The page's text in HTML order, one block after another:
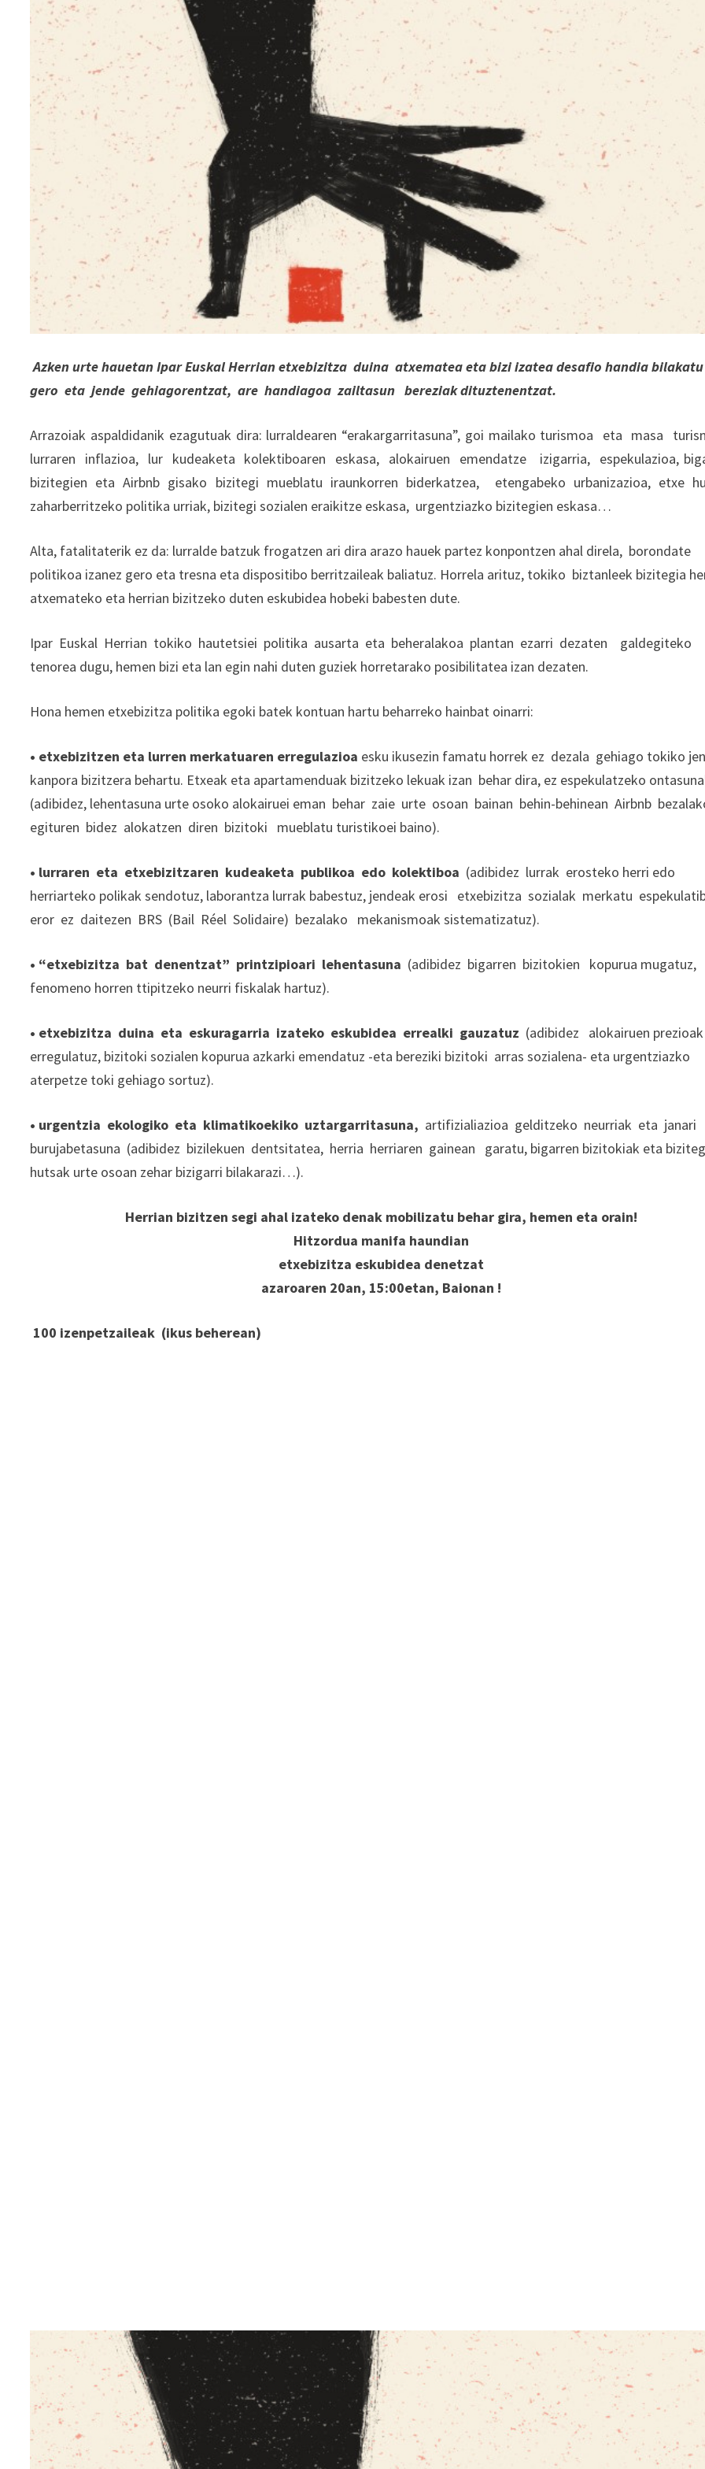
Azken urte hauetan Ipar Euskal Herrian etxebizitza duina atxematea eta bizi izatea desafio handia
gero eta jende gehiagorentzat, are handiagoa zailtasun bereziak dituztenentzat.
Arrazoiak aspaldidanik ezagutuak dira: lurraldearen “erakargarritasuna”, goi mailako turismoa eta masa
lurraren inflazioa, lur kudeaketa kolektiboaren eskasa, alokairuen emendatze izigarria, espekulazioa,
bizitegien eta Airbnb gisako bizitegi mueblatu iraunkorren biderkatzea, etengabeko urbanizazioa, etxe
zaharberritzeko politika urriak, bizitegi sozialen eraikitze eskasa, urgentziazko bizitegien eskasa…
Alta, fatalitaterik ez da: lurralde batzuk frogatzen ari dira arazo hauek partez konpontzen ahal direla, borondate
politikoa izanez gero eta tresna eta dispositibo berritzaileak baliatuz. Horrela arituz, tokiko biztanleek bizitegia
atxemateko eta herrian bizitzeko duten eskubidea hobeki babesten dute.
Ipar Euskal Herrian tokiko hautetsiei politika ausarta eta beheralakoa plantan ezarri dezaten galdegiteko
tenorea dugu, hemen bizi eta lan egin nahi duten guziek horretarako posibilitatea izan dezaten.
Hona hemen etxebizitza politika egoki batek kontuan hartu beharreko hainbat oinarri:
• etxebizitzen eta lurren merkatuaren erregulazioa esku ikusezin famatu horrek ez dezala gehiago tokiko
kanpora bizitzera behartu. Etxeak eta apartamenduak bizitzeko lekuak izan behar dira, ez espekulatzeko
(adibidez, lehentasuna urte osoko alokairuei eman behar zaie urte osoan bainan behin-behinean Airbnb
egituren bidez alokatzen diren bizitoki mueblatu turistikoei baino).
• lurraren eta etxebizitzaren kudeaketa publikoa edo kolektiboa (adibidez lurrak erosteko herri edo
herriarteko polikak sendotuz, laborantza lurrak babestuz, jendeak erosi etxebizitza sozialak merkatu
eror ez daitezen BRS (Bail Réel Solidaire) bezalako mekanismoak sistematizatuz).
• “etxebizitza bat denentzat” printzipioari lehentasuna (adibidez bigarren bizitokien kopurua mugatuz,
fenomeno horren ttipitzeko neurri fiskalak hartuz).
• etxebizitza duina eta eskuragarria izateko eskubidea errealki gauzatuz (adibidez alokairuen prezioak
erregulatuz, bizitoki sozialen kopurua azkarki emendatuz -eta bereziki bizitoki arras sozialena- eta urgentziazko
aterpetze toki gehiago sortuz).
• urgentzia ekologiko eta klimatikoekiko uztargarritasuna, artifizialiazioa gelditzeko neurriak eta janari
burujabetasuna (adibidez bizilekuen dentsitatea, herria herriaren gainean garatu, bigarren bizitokiak eta
hutsak urte osoan zehar bizigarri bilakarazi…).
Herrian bizitzen segi ahal izateko denak mobilizatu behar gira, hemen eta orain!
Hitzordua manifa haundian
etxebizitza eskubidea denetzat
azaroaren 20an, 15:00etan, Baionan !
100 izenpetzaileak (ikus beherean)